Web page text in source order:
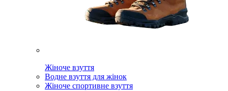
Жіноче взуття
Водне взуття для жінок
Жіноче спортивне взуття